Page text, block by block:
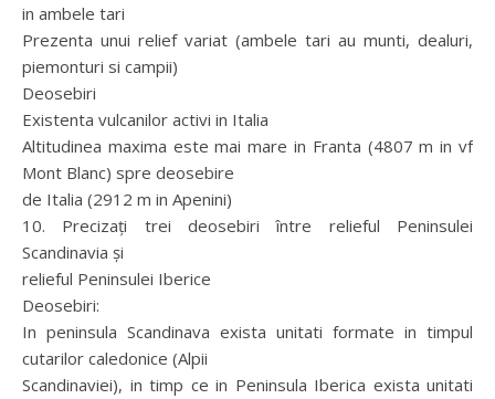
in ambele tari
Prezenta unui relief variat (ambele tari au munti, dealuri,
piemonturi si campii)
Deosebiri
Existenta vulcanilor activi in Italia
Altitudinea maxima este mai mare in Franta (4807 m in vf
Mont Blanc) spre deosebire
de Italia (2912 m in Apenini)
10. Precizaţi trei deosebiri între relieful Peninsulei
Scandinavia şi
relieful Peninsulei Iberice
Deosebiri:
In peninsula Scandinava exista unitati formate in timpul
cutarilor caledonice (Alpii
Scandinaviei), in timp ce in Peninsula Iberica exista unitati